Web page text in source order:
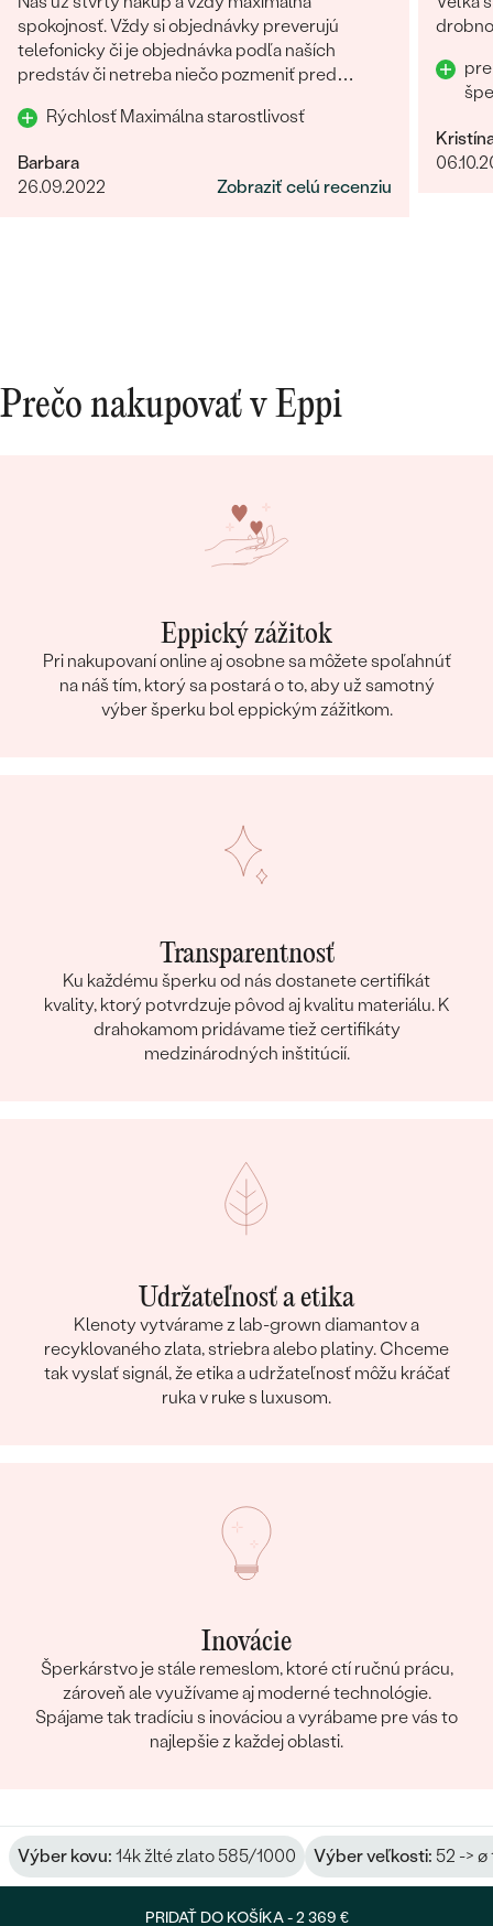
POČET:
KARÁTOVÁ VÁHA :
0.09 ct
ROZMERY:
1.5 mm (0.015ct)
TVAR
Round
FARBA:
PÔVOD:
Prírodný
spokojnosť. Vždy si objednávky preverujú
telefonicky či je objednávka podľa naších
predstáv či netreba niečo pozmeniť pred
Rýchlosť Maximálna starostlivosť
Barbara
26.09.2022
Zobraziť celú recenziu
Prečo nakupovať v Eppi
Eppický zážitok
Pri nakupovaní online aj osobne sa môžete spoľahnúť
na náš tím, ktorý sa postará o to, aby už samotný
výber šperku bol eppickým zážitkom.
Transparentnosť
Ku každému šperku od nás dostanete certifikát
kvality, ktorý potvrdzuje pôvod aj kvalitu materiálu. K
drahokamom pridávame tiež certifikáty
medzinárodných inštitúcií.
Udržateľnosť a etika
Klenoty vytvárame z lab-grown diamantov a
recyklovaného zlata, striebra alebo platiny. Chceme
tak vyslať signál, že etika a udržateľnosť môžu kráčať
ruka v ruke s luxusom.
Inovácie
Šperkárstvo je stále remeslom, ktoré ctí ručnú prácu,
zároveň ale využívame aj moderné technológie.
Spájame tak tradíciu s inováciou a vyrábame pre vás to
najlepšie z každej oblasti.
Výber kovu: 14k žlté zlato 585/1000 Výber veľkosti: 52 -> ø
PRIDAŤ DO KOŠÍKA -2 369 €